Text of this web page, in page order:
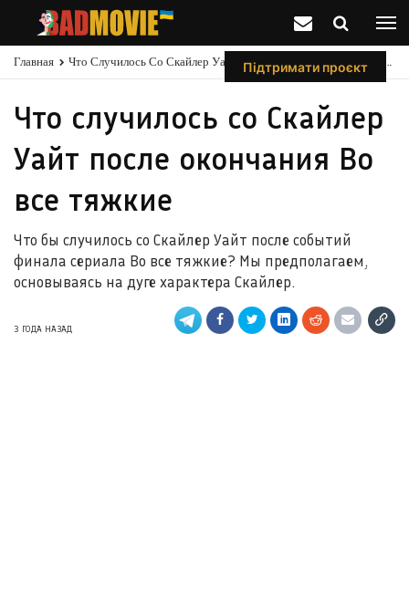
Підтримати проєкт
Главная Что Случилось Со Скайлер Уайт После Окончания Во Все Тяжкие
Что случилось со Скайлер
Уайт после окончания Во
все тяжкие
Что бы случилось со Скайлер Уайт после событий
финала сериала Во все тяжкие? Мы предполагаем,
основываясь на дуге характера Скайлер.
3 ГОДА НАЗАД